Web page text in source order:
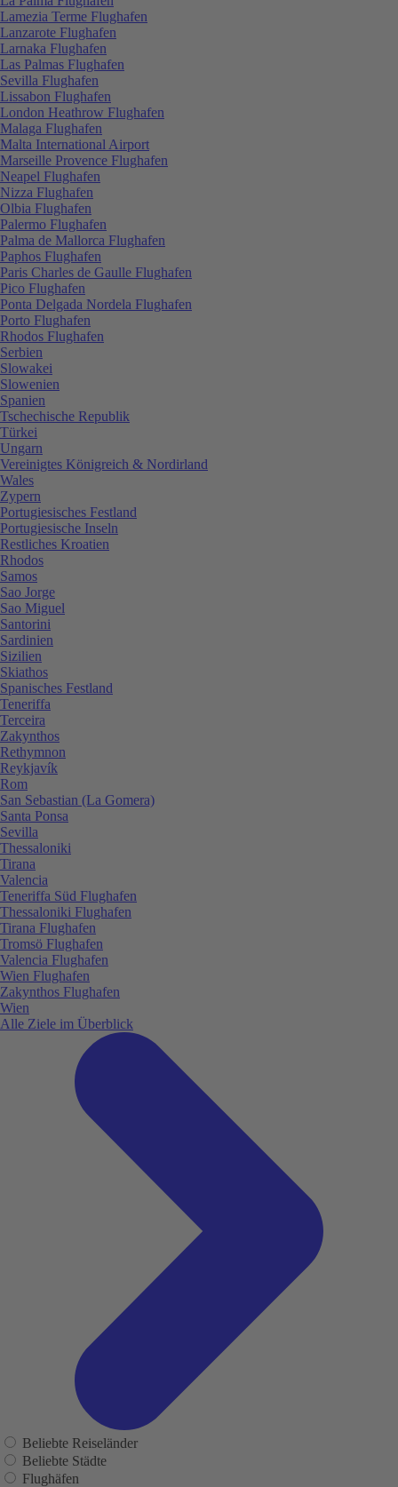
Lamezia Terme Flughafen
Lanzarote Flughafen
Larnaka Flughafen
Las Palmas Flughafen
Sevilla Flughafen
Lissabon Flughafen
London Heathrow Flughafen
Malaga Flughafen
Malta International Airport
Marseille Provence Flughafen
Neapel Flughafen
Nizza Flughafen
Olbia Flughafen
Palermo Flughafen
Palma de Mallorca Flughafen
Paphos Flughafen
Paris Charles de Gaulle Flughafen
Pico Flughafen
Ponta Delgada Nordela Flughafen
Porto Flughafen
Rhodos Flughafen
Serbien
Slowakei
Slowenien
Spanien
Tschechische Republik
Türkei
Ungarn
Vereinigtes Königreich & Nordirland
Wales
Zypern
Portugiesisches Festland
Portugiesische Inseln
Restliches Kroatien
Rhodos
Samos
Sao Jorge
Sao Miguel
Santorini
Sardinien
Sizilien
Skiathos
Spanisches Festland
Teneriffa
Terceira
Zakynthos
Rethymnon
Reykjavík
Rom
San Sebastian (La Gomera)
Santa Ponsa
Sevilla
Thessaloniki
Tirana
Valencia
Teneriffa Süd Flughafen
Thessaloniki Flughafen
Tirana Flughafen
Tromsö Flughafen
Valencia Flughafen
Wien Flughafen
Zakynthos Flughafen
Wien
Alle Ziele im Überblick
Beliebte Reiseländer
Beliebte Städte
Flughäfen